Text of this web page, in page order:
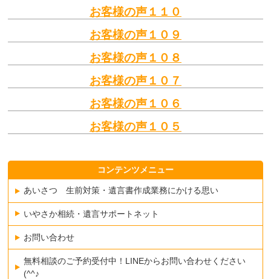
お客様の声１１０
お客様の声１０９
お客様の声１０８
お客様の声１０７
お客様の声１０６
お客様の声１０５
コンテンツメニュー
あいさつ 生前対策・遺言書作成業務にかける思い
いやさか相続・遺言サポートネット
お問い合わせ
無料相談のご予約受付中！LINEからお問い合わせください
(^^♪